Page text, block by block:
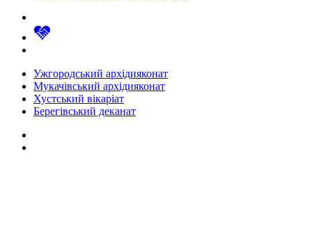
Ужгородський архідияконат
Мукачівський архідияконат
Хустський вікаріат
Берегівський деканат